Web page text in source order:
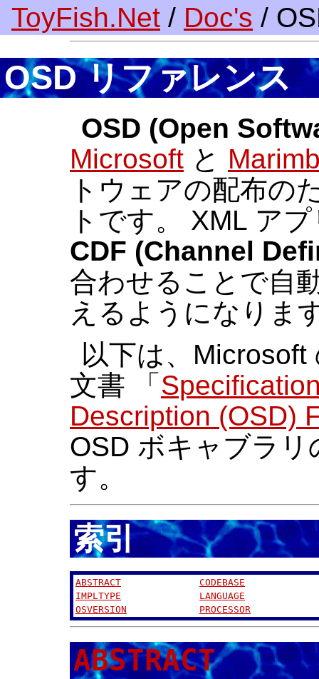
ToyFish.Net / Doc's /
OSD リファレンス
OSD (Open
Microsoft と
トウェアの配布の
トです。 XML ア
CDF (Channel
合わせることで自
えるようになりま
以下は、
文書 「
Description (OSD)
OSD ボキャブラ
す。
索引
ABSTRACT
CODEBASE
IMPLTYPE
LANGUAGE
OSVERSION
PROCESSOR
ABSTRACT